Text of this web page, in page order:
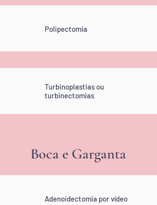
Polipectomia
Turbinoplastias ou
turbinectomias
Boca e Garganta
Adenoidectomia por vídeo